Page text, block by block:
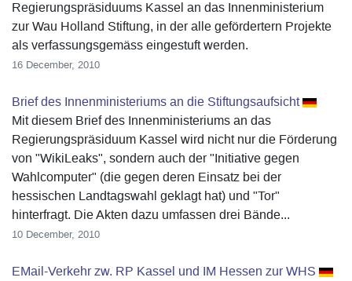
Regierungspräsiduums Kassel an das Innenministerium
zur Wau Holland Stiftung, in der alle gefördertern Projekte
als verfassungsgemäss eingestuft werden.
16 December, 2010
Brief des Innenministeriums an die Stiftungsaufsicht
Mit diesem Brief des Innenministeriums an das
Regierungspräsiduum Kassel wird nicht nur die Förderung
von "WikiLeaks", sondern auch der "Initiative gegen
Wahlcomputer" (die gegen deren Einsatz bei der
hessischen Landtagswahl geklagt hat) und "Tor"
hinterfragt. Die Akten dazu umfassen drei Bände...
10 December, 2010
EMail-Verkehr zw. RP Kassel und IM Hessen zur WHS